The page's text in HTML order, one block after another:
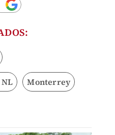
Monterrey